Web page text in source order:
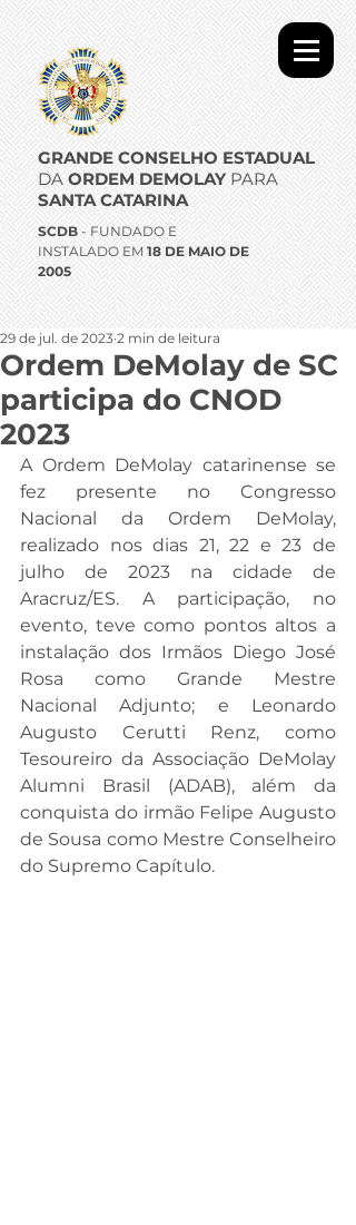
GRANDE CONSELHO ESTADUAL
DA ORDEM DEMOLAYPARA
SANTA CATARINA
SCDB - FUNDADO E
INSTALADO EM 18 DE MAIO DE
2005
Ordem DeMolay de SC
participa do CNOD
2023
29 de jul. de 2023 2 min de leitura
A Ordem DeMolay catarinense se
fez presente no Congresso
Nacional da Ordem DeMolay,
realizado nos dias 21, 22 e 23 de
julho de 2023 na cidade de
Aracruz/ES. A participação, no
evento, teve como pontos altos a
instalação dos Irmãos Diego José
Rosa como Grande Mestre
Nacional Adjunto; e Leonardo
Augusto Cerutti Renz, como
Tesoureiro da Associação DeMolay
Alumni Brasil (ADAB), além da
conquista do irmão Felipe Augusto
de Sousa como Mestre Conselheiro
do Supremo Capítulo.